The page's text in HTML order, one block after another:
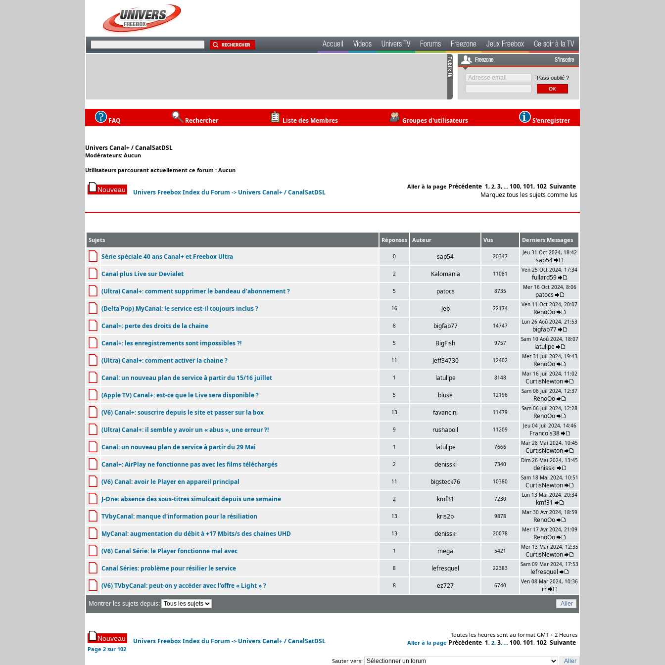
Accueil Videos Univers TV Forums Freezone Jeux Freebox Ce soir à la TV
Freezone S'inscrire
Pass oublié ?
FAQ Rechercher Liste des Membres Groupes d'utilisateurs S'enregistrer
Univers Canal+ / CanalSatDSL
Modérateurs: Aucun
Utilisateurs parcourant actuellement ce forum : Aucun
Univers Freebox Index du Forum -> Univers Canal+ / CanalSatDSL
Aller à la page Précédente 1, 2, 3, ... 100, 101, 102 Suivante
Marquez tous les sujets comme lus
Sujets Réponses Auteur Vus Derniers Messages
Série spéciale 40 ans Canal+ et Freebox Ultra 0 sap54 20347
Jeu 31 Oct 2024, 18:42
sap54
Canal plus Live sur Devialet
2 Kalomania 11081
Ven 25 Oct 2024, 17:34
fullard59
(Ultra) Canal+: comment supprimer le bandeau d'abonnement ?
5 patocs 8735
Mer 16 Oct 2024, 8:06
patocs
(Delta Pop) MyCanal: le service est-il toujours inclus ?
16 Jep 22174
Ven 11 Oct 2024, 20:07
RenoOo
Canal+: perte des droits de la chaine
8 bigfab77 14747
Lun 26 Aoû 2024, 21:53
bigfab77
Canal+: les enregistrements sont impossibles ?!
5 BigFish 9757
Sam 10 Aoû 2024, 18:07
latulipe
(Ultra) Canal+: comment activer la chaine ?
11 Jeff34730 12402
Mer 31 Juil 2024, 19:43
RenoOo
Canal: un nouveau plan de service à partir du 15/16 juillet
1 latulipe 8148
Mar 16 Juil 2024, 11:02
CurtisNewton
(Apple TV) Canal+: est-ce que le Live sera disponible ?
5 bluse 12196
Sam 06 Juil 2024, 12:37
RenoOo
(V6) Canal+: souscrire depuis le site et passer sur la box
13 favancini 11479
Sam 06 Juil 2024, 12:28
RenoOo
(Ultra) Canal+: il semble y avoir un « abus », une erreur ?!
9 rushapoil 11209
Jeu 04 Juil 2024, 14:46
Francois38
Canal: un nouveau plan de service à partir du 29 Mai
1 latulipe 7666
Mar 28 Mai 2024, 10:45
CurtisNewton
Canal+: AirPlay ne fonctionne pas avec les films téléchargés
2 denisski 7340
Dim 26 Mai 2024, 13:45
denisski
(V6) Canal: avoir le Player en appareil principal
11 bigsteck76 10380
Sam 18 Mai 2024, 10:51
CurtisNewton
J-One: absence des sous-titres simulcast depuis une semaine
2 kmf31 7230
Lun 13 Mai 2024, 20:34
kmf31
TVbyCanal: manque d'information pour la résiliation
13 kris2b 9878
Mar 30 Avr 2024, 18:59
RenoOo
MyCanal: augmentation du débit à +17 Mbits/s des chaines UHD
13 denisski 20078
Mer 17 Avr 2024, 21:09
RenoOo
(V6) Canal Série: le Player fonctionne mal avec
1 mega 5421
Mer 13 Mar 2024, 12:35
CurtisNewton
Canal Séries: problème pour résilier le service
8 lefresquel 22383
Sam 09 Mar 2024, 17:53
lefresquel
(V6) TVbyCanal: peut-on y accéder avec l'offre « Light » ?
8 ez727 6740
Ven 08 Mar 2024, 10:36
rr
Montrer les sujets depuis:
Univers Freebox Index du Forum -> Univers Canal+ / CanalSatDSL
Page 2 sur 102
Toutes les heures sont au format GMT + 2 Heures
Aller à la page Précédente 1, 2, 3, ... 100, 101, 102 Suivante
Sauter vers: